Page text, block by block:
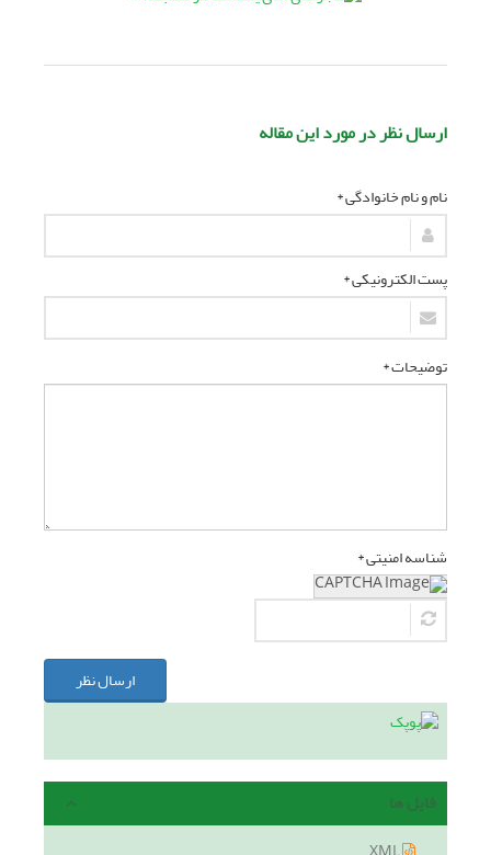
ارسال نظر در مورد این مقاله
نام و نام خانوادگی *
پست الکترونیکی *
توضیحات *
شناسه امنیتی *
ارسال نظر
فایل ها